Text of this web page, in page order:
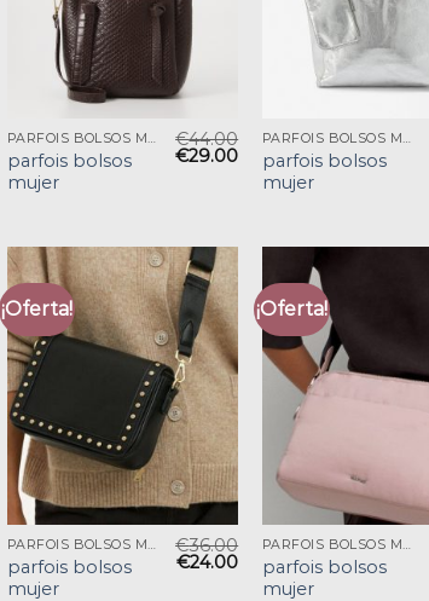
PARFOIS BOLSOS MUJER
parfois bolsos
mujer
€44.00
€29.00
PARFOIS BOLSOS MUJER
parfois bolsos
mujer
¡Oferta!
PARFOIS BOLSOS MUJER
parfois bolsos
mujer
€36.00
€24.00
¡Oferta!
PARFOIS BOLSOS MUJER
parfois bolsos
mujer